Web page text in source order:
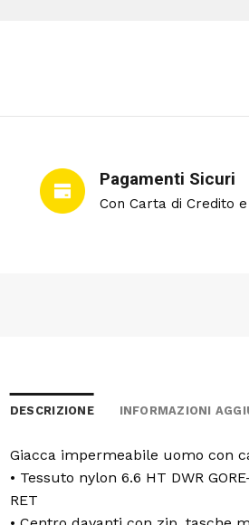
Pagamenti Sicuri
Con Carta di Credito
DESCRIZIONE INFORMAZIONI
Giacca impermeabile uomo con
• Tessuto nylon 6.6 HT DWR
RET